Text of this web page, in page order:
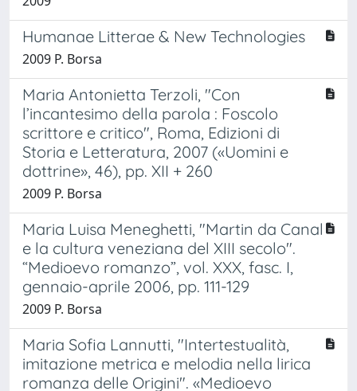
Humanae Litterae & New Technologies
2009 P. Borsa
Maria Antonietta Terzoli, "Con
l’incantesimo della parola : Foscolo
scrittore e critico", Roma, Edizioni di
Storia e Letteratura, 2007 («Uomini e
dottrine», 46), pp. XII + 260
2009 P. Borsa
Maria Luisa Meneghetti, "Martin da Canal
e la cultura veneziana del XIII secolo".
“Medioevo romanzo”, vol. XXX, fasc. I,
gennaio-aprile 2006, pp. 111-129
2009 P. Borsa
Maria Sofia Lannutti, "Intertestualità,
imitazione metrica e melodia nella lirica
romanza delle Origini". «Medioevo